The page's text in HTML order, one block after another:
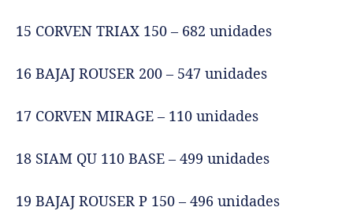
15 CORVEN TRIAX 150 – 682 unidades
16 BAJAJ ROUSER 200 – 547 unidades
17 CORVEN MIRAGE – 110 unidades
18 SIAM QU 110 BASE – 499 unidades
19 BAJAJ ROUSER P 150 – 496 unidades